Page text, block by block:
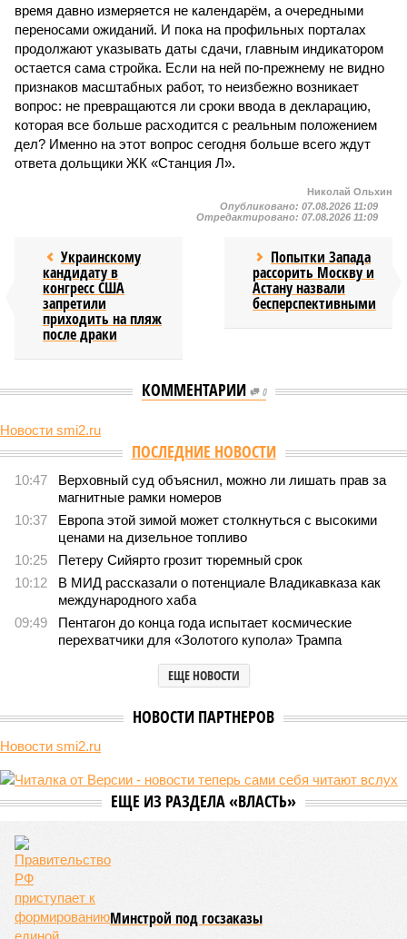
время давно измеряется не календарём, а очередными
переносами ожиданий. И пока на профильных порталах
продолжают указывать даты сдачи, главным индикатором
остается сама стройка. Если на ней по-прежнему не видно
признаков масштабных работ, то неизбежно возникает
вопрос: не превращаются ли сроки ввода в декларацию,
которая все больше расходится с реальным положением
дел? Именно на этот вопрос сегодня больше всего ждут
ответа дольщики ЖК «Станция Л».
Николай Ольхин
Опубликовано: 07.08.2026 11:09
Отредактировано: 07.08.2026 11:09
Украинскому
кандидату в
конгресс США
запретили
приходить на пляж
после драки
Попытки Запада
рассорить Москву и
Астану назвали
бесперспективными
КОММЕНТАРИИ 0
Новости smi2.ru
ПОСЛЕДНИЕ НОВОСТИ
10:47
Верховный суд объяснил, можно ли лишать прав за
магнитные рамки номеров
10:37
Европа этой зимой может столкнуться с высокими
ценами на дизельное топливо
10:25
Петеру Сийярто грозит тюремный срок
10:12
В МИД рассказали о потенциале Владикавказа как
международного хаба
09:49
Пентагон до конца года испытает космические
перехватчики для «Золотого купола» Трампа
ЕЩЕ НОВОСТИ
НОВОСТИ ПАРТНЕРОВ
Новости smi2.ru
ЕЩЕ ИЗ РАЗДЕЛА «ВЛАСТЬ»
Минстрой под госзаказы